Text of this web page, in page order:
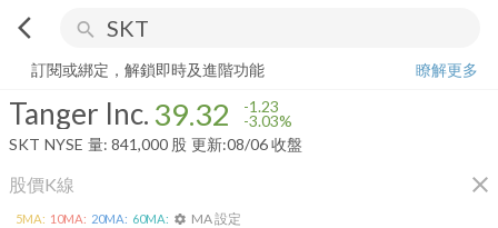
arrow_back_ios search
Tanger Inc. 39.32 -3.03%
訂閱或綁定，解鎖即時及進階功能
瞭解更多
Tanger Inc. 39.32 -1.23
-3.03%
SKT NYSE 量: 841,000 股 更新:08/06 收盤
股價K線 close
5MA: 10MA: 20MA: 60MA: settings MA 設定